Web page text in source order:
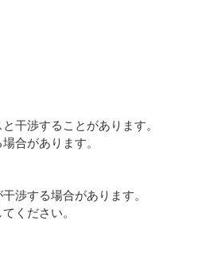
干渉することがあります。
合があります。
渉する場合があります。
ください。